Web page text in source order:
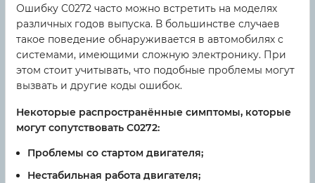
Ошибку C0272 часто можно встретить на моделях
различных годов выпуска. В большинстве случаев
такое поведение обнаруживается в автомобилях с
системами, имеющими сложную электронику. При
этом стоит учитывать, что подобные проблемы могут
вызвать и другие коды ошибок.
Некоторые распространённые симптомы, которые
могут сопутствовать C0272:
Проблемы со стартом двигателя;
Нестабильная работа двигателя;